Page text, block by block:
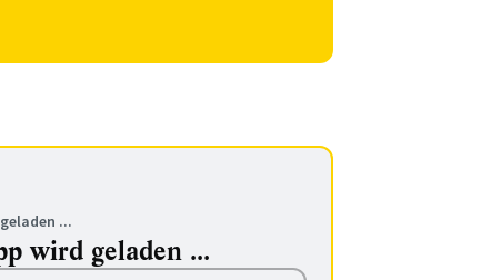
...
wird geladen ...